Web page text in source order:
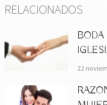
RELACIONADOS
22